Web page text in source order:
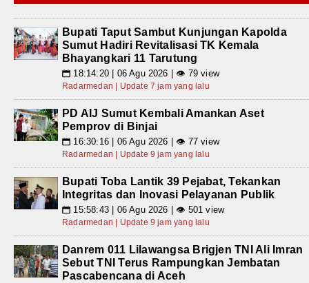
Bupati Taput Sambut Kunjungan Kapolda
Sumut Hadiri Revitalisasi TK Kemala
Bhayangkari 11 Tarutung
📅 18:14:20 | 06 Agu 2026 | 👁 79 view
Radarmedan | Update 7 jam yang lalu
PD AIJ Sumut Kembali Amankan Aset
Pemprov di Binjai
📅 16:30:16 | 06 Agu 2026 | 👁 77 view
Radarmedan | Update 9 jam yang lalu
Bupati Toba Lantik 39 Pejabat, Tekankan
Integritas dan Inovasi Pelayanan Publik
📅 15:58:43 | 06 Agu 2026 | 👁 501 view
Radarmedan | Update 9 jam yang lalu
Danrem 011 Lilawangsa Brigjen TNI Ali Imran
Sebut TNI Terus Rampungkan Jembatan
Pascabencana di Aceh